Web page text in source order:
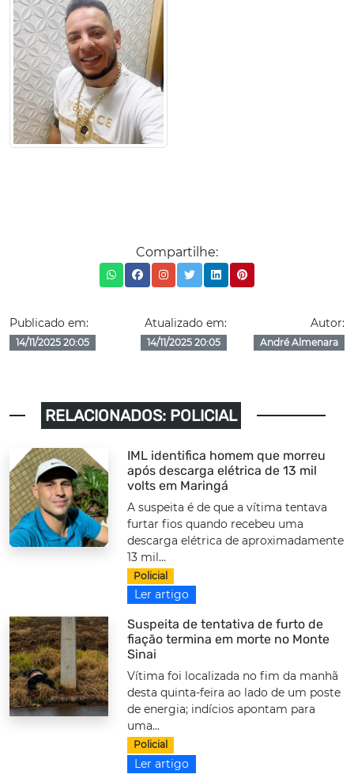
Compartilhe:
Publicado em:
14/11/2025 20:05
Atualizado em:
14/11/2025 20:05
Autor:
André Almenara
RELACIONADOS: POLICIAL
IML identifica homem que morreu
após descarga elétrica de 13 mil
volts em Maringá
A suspeita é de que a vítima tentava
furtar fios quando recebeu uma
descarga elétrica de aproximadamente
13 mil...
Policial
Ler artigo
Suspeita de tentativa de furto de
fiação termina em morte no Monte
Sinai
Vítima foi localizada no fim da manhã
desta quinta-feira ao lado de um poste
de energia; indícios apontam para
uma...
Policial
Ler artigo